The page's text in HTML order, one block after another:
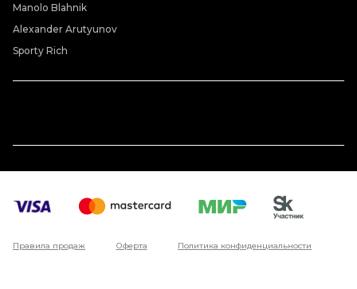
Manolo Blahnik
Alexander Arutyunov
Sporty Rich
Правила продаж Оферта Политика конфиденциальности